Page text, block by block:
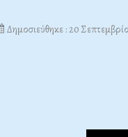
Δημοσιεύθηκε : 20